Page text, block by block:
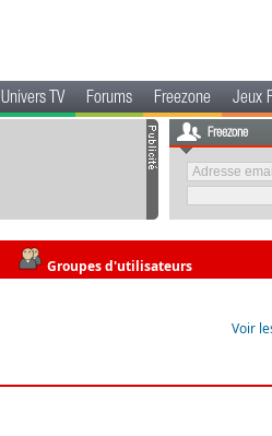
Univers TV Forums Freezone Jeux
Freezone
Groupes d'utilisateurs
Voir